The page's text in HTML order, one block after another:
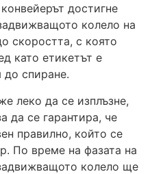
достигне
колело на
скоростта, с която
като етикетът е
до спиране.
леко да се изплъзне,
да се гарантира, че
правилно, който се
По време на фазата на
колело ще